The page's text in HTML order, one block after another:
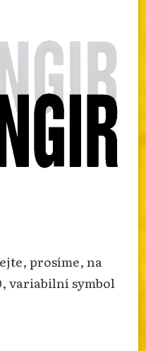
prosíme, na
variabilní symbol